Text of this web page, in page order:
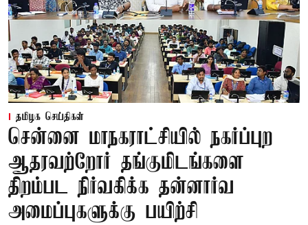
தமிழக செய்திகள்
சென்னை மாநகராட்சியில் நகர்ப்புற
ஆதரவற்றோர் தங்குமிடங்களை
திறம்பட நிர்வகிக்க தன்னார்வ
அமைப்புகளுக்கு பயிற்சி